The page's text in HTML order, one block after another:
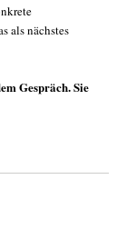
als nächstes
Gespräch. Sie